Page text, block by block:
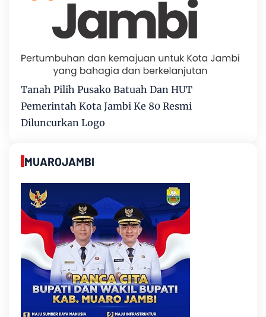
Tanah Pilih Pusako Batuah Dan HUT
Pemerintah Kota Jambi Ke 80 Resmi
Diluncurkan Logo
MUAROJAMBI